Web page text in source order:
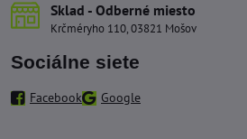
Sklad - Odberné miesto
Krčméryho 110, 03821 Mošov
Sociálne siete
Facebook Google